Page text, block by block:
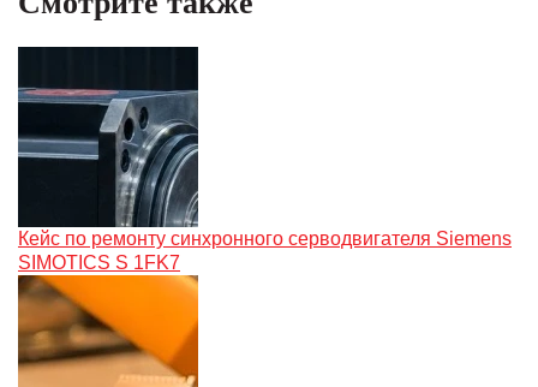
Кейс по ремонту синхронного серводвигателя Siemens
SIMOTICS S 1FK7